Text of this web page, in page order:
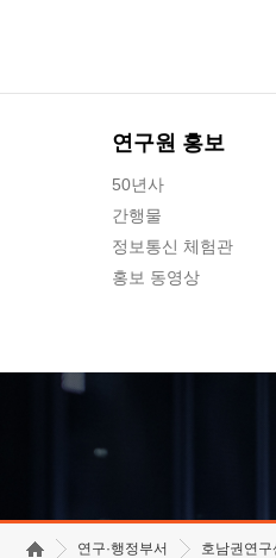
연구원 홍보
50년사
간행물
정보통신 체험관
홍보 동영상
연구·행정부서 호남권연구